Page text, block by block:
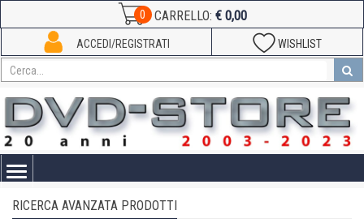
0 CARRELLO: € 0,00
WISHLIST
ACCEDI/REGISTRATI
Toggle
RICERCA AVANZATA PRODOTTI